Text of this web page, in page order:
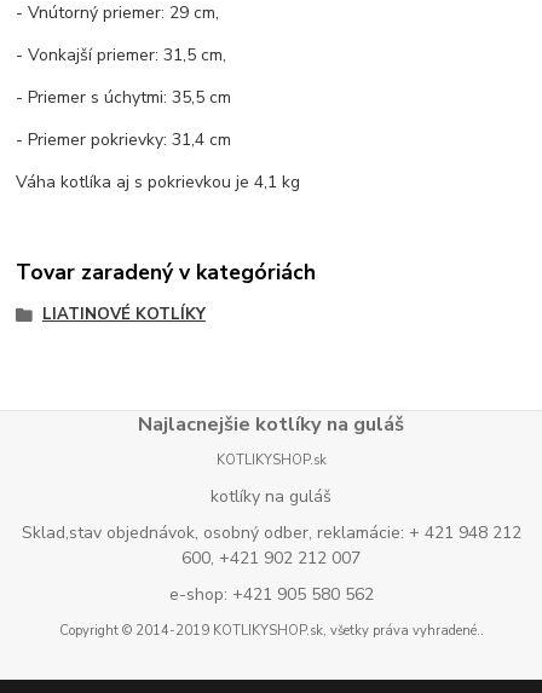
- Vnútorný priemer: 29 cm,
- Vonkajší priemer: 31,5 cm,
- Priemer s úchytmi: 35,5 cm
- Priemer pokrievky: 31,4 cm
Váha kotlíka aj s pokrievkou je 4,1 kg
Tovar zaradený v kategóriách
LIATINOVÉ KOTLÍKY
Najlacnejšie kotlíky na guláš
KOTLIKYSHOP.sk
kotlíky na guláš
Sklad,stav objednávok, osobný odber, reklamácie: + 421 948 212
600, +421 902 212 007
e-shop: +421 905 580 562
Copyright © 2014-2019 KOTLIKYSHOP.sk, všetky práva vyhradené..